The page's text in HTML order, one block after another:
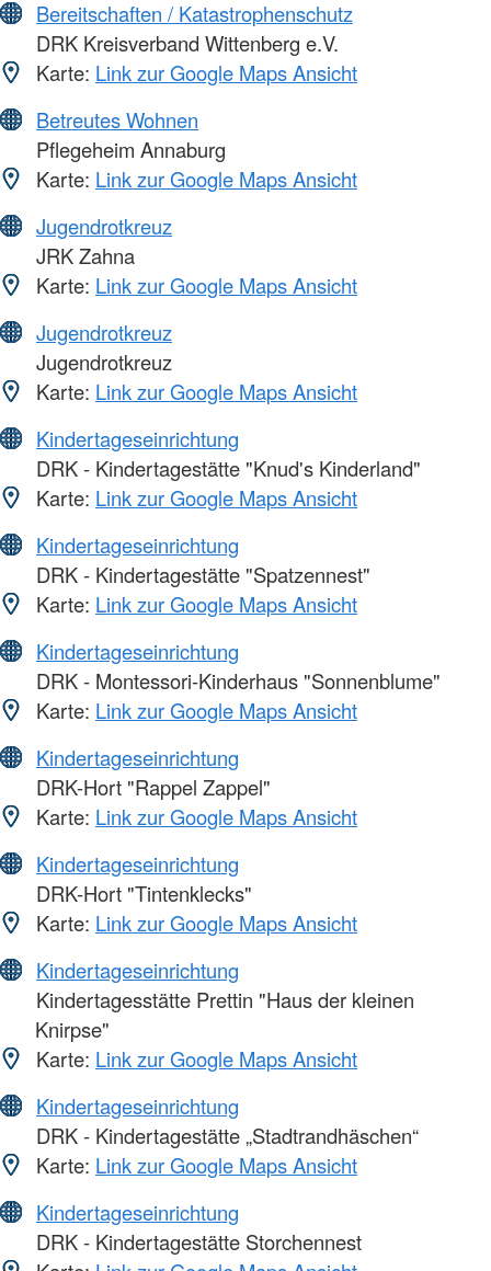
Bereitschaften / Katastrophenschutz
DRK Kreisverband Wittenberg e.V.
Karte: Link zur Google Maps Ansicht
Betreutes Wohnen
Pflegeheim Annaburg
Karte: Link zur Google Maps Ansicht
Jugendrotkreuz
JRK Zahna
Karte: Link zur Google Maps Ansicht
Jugendrotkreuz
Jugendrotkreuz
Karte: Link zur Google Maps Ansicht
Kindertageseinrichtung
DRK - Kindertagestätte "Knud's Kinderland"
Karte: Link zur Google Maps Ansicht
Kindertageseinrichtung
DRK - Kindertagestätte "Spatzennest"
Karte: Link zur Google Maps Ansicht
Kindertageseinrichtung
DRK - Montessori-Kinderhaus "Sonnenblume"
Karte: Link zur Google Maps Ansicht
Kindertageseinrichtung
DRK-Hort "Rappel Zappel"
Karte: Link zur Google Maps Ansicht
Kindertageseinrichtung
DRK-Hort "Tintenklecks"
Karte: Link zur Google Maps Ansicht
Kindertageseinrichtung
Kindertagesstätte Prettin "Haus der kleinen
Knirpse"
Karte: Link zur Google Maps Ansicht
Kindertageseinrichtung
DRK - Kindertagestätte „Stadtrandhäschen“
Karte: Link zur Google Maps Ansicht
Kindertageseinrichtung
DRK - Kindertagestätte Storchennest